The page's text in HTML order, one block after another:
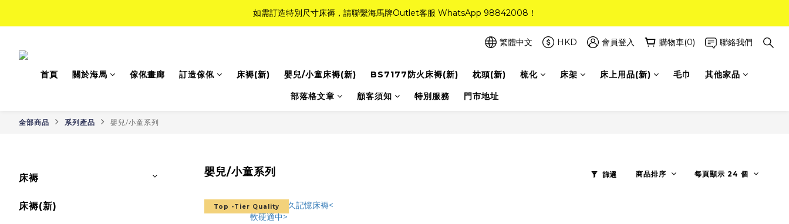
如需訂造特別尺寸床褥，請聯繫海馬牌Outlet客服 WhatsApp 98842008！
如需訂造特別尺寸床褥，請聯繫海馬牌Outlet客服 WhatsApp 98842008！
Top-Tier Quality系列床褥82折(新永久記憶床褥 及 健康記憶床褥)＋送禮品＋免運費(只限標準尺寸)
如需訂造特別尺寸床褥，請聯繫海馬牌Outlet客服 WhatsApp 98842008！
繁體中文 HKD 會員登入 購物車(0) 聯絡我們
首頁 關於海馬 傢俬畫廊 訂造傢俬 床褥(新) 嬰兒/小童床褥(新) BS7177防火床褥(新) 枕頭(新) 梳化 床架 床上用品(新) 毛巾 其他家品
部落格文章 顧客須知 特別服務 門市地址
全部商品 系列產品 嬰兒/小童系列
床褥
床褥(新)
嬰兒/小童系列 篩選 商品排序 每頁顯示 24 個
Top -Tier Quality